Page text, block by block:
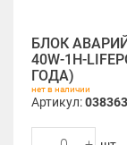
БЛОК
40W-1H-
ГОДА)
нет в наличии
Артикул:038363